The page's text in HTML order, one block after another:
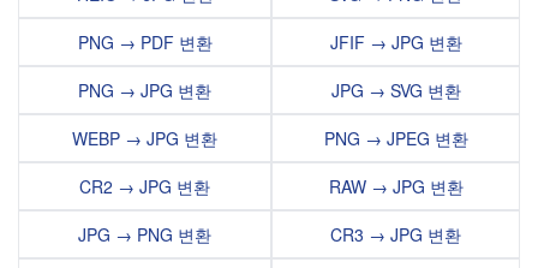
PNG → PDF 변환
PNG → JPG 변환
WEBP → JPG 변환
CR2 → JPG 변환
JPG → PNG 변환
JFIF → JPG 변환
JPG → SVG 변환
PNG → JPEG 변환
RAW → JPG 변환
CR3 → JPG 변환